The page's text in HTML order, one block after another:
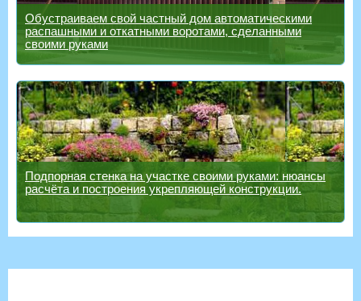
Обустраиваем свой частный дом автоматическими
распашными и откатными воротами, сделанными
своими руками
Подпорная стенка на участке своими руками: нюансы
расчёта и построения укрепляющей конструкции.